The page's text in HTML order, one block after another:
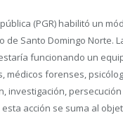
(PGR) habilitó un
de Santo Domingo Norte.
funcionando un
médicos forenses,
investigación,
acción se suma al